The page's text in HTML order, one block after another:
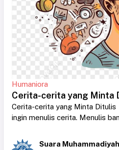
Humaniora
Cerita-cerita yang Minta
Cerita-cerita yang Minta
ingin menulis cerita. Menulis
Suara Muhammadiyah